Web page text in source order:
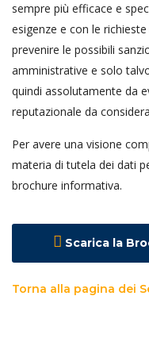
sempre più efficace e
esigenze e con le
prevenire le possibili
amministrative e solo
quindi assolutamente da
reputazionale da
Per avere una visione
materia di tutela dei dati
brochure informativa.
Scarica la
Torna alla pagina dei